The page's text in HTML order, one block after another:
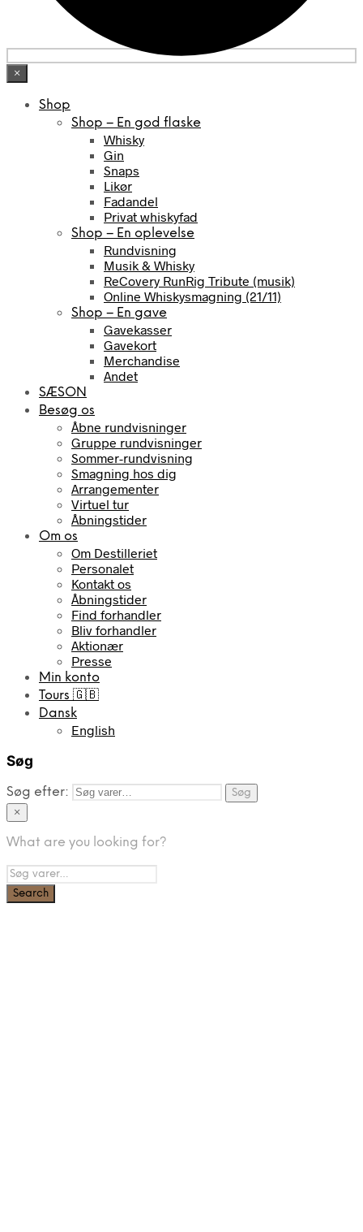
×
Shop
Shop – En god flaske
Whisky
Gin
Snaps
Likør
Fadandel
Privat whiskyfad
Shop – En oplevelse
Rundvisning
Musik & Whisky
ReCovery RunRig Tribute (musik)
Online Whiskysmagning (21/11)
Shop – En gave
Gavekasser
Gavekort
Merchandise
Andet
SÆSON
Besøg os
Åbne rundvisninger
Gruppe rundvisninger
Sommer-rundvisning
Smagning hos dig
Arrangementer
Virtuel tur
Åbningstider
Om os
Om Destilleriet
Personalet
Kontakt os
Åbningstider
Find forhandler
Bliv forhandler
Aktionær
Presse
Min konto
Tours 🇬🇧
Dansk
English
Søg
Søg efter:
Søg
×
What are you looking for?